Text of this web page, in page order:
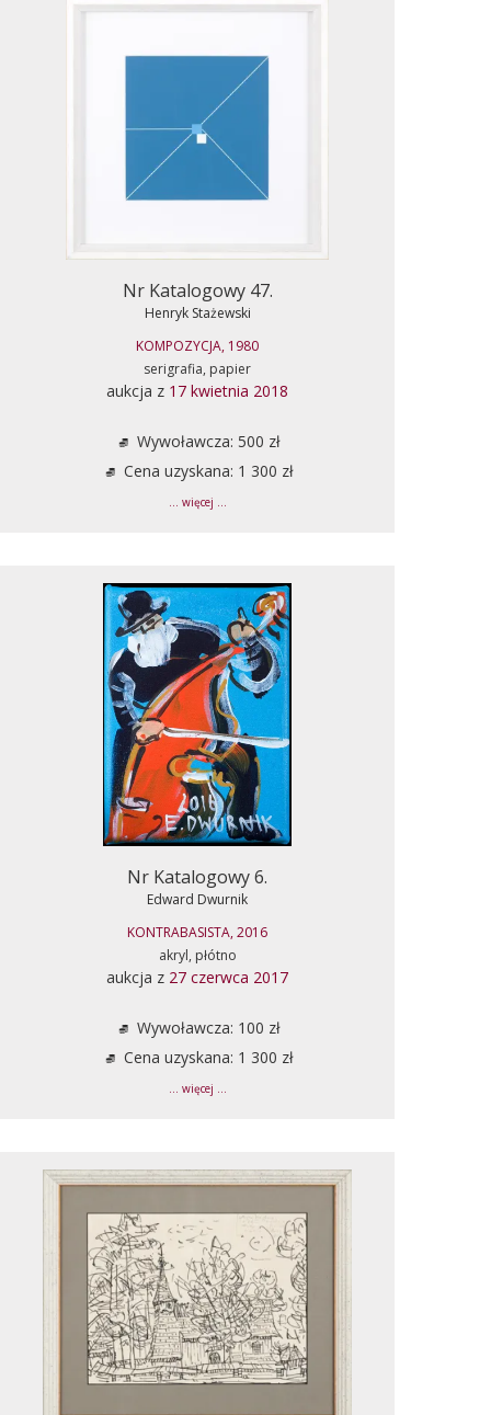
Nr Katalogowy 47.
Henryk Stażewski
KOMPOZYCJA, 1980
serigrafia, papier
aukcja z 17 kwietnia 2018
Wywoławcza: 500 zł
Cena uzyskana: 1 300 zł
... więcej ...
Nr Katalogowy 6.
Edward Dwurnik
KONTRABASISTA, 2016
akryl, płótno
aukcja z 27 czerwca 2017
Wywoławcza: 100 zł
Cena uzyskana: 1 300 zł
... więcej ...